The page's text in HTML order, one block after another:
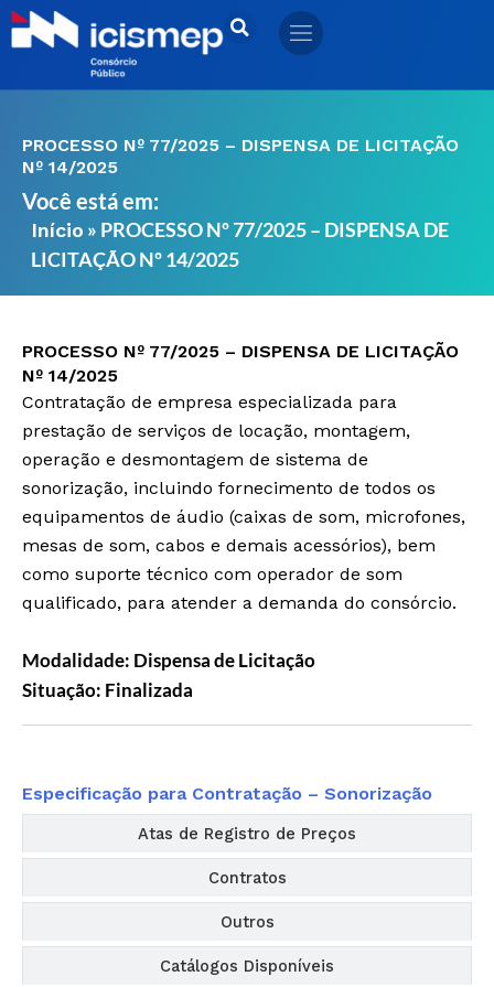
Ir
para
PROCESSO Nº 77/2025 – DISPENSA DE LICITAÇÃO
Nº 14/2025
Você está em:
Início » PROCESSO Nº 77/2025 – DISPENSA DE
LICITAÇÃO Nº 14/2025
PROCESSO Nº 77/2025 – DISPENSA DE LICITAÇÃO
Nº 14/2025
Contratação de empresa especializada para
prestação de serviços de locação, montagem,
operação e desmontagem de sistema de
sonorização, incluindo fornecimento de todos os
equipamentos de áudio (caixas de som, microfones,
mesas de som, cabos e demais acessórios), bem
como suporte técnico com operador de som
qualificado, para atender a demanda do consórcio.
Modalidade: Dispensa de Licitação
Situação: Finalizada
Atas de Registro de Preços
Contratos
Outros
Catálogos Disponíveis
Especificação para Contratação – Sonorização